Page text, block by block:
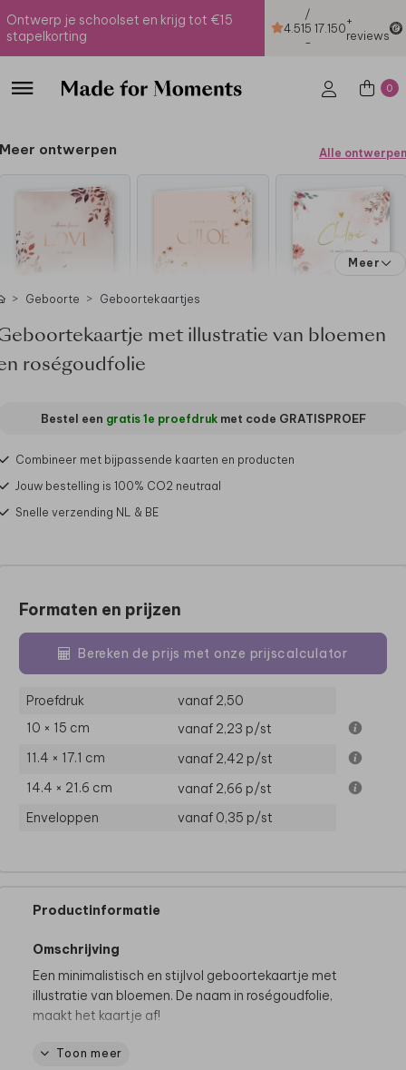
Ontwerp je schoolset en krijg tot €15
stapelkorting
4.51
/
5
-
17.150+
reviews
0
Meer ontwerpen Alle ontwerpen
Meer
Geboorte Geboortekaartjes
met illustratie van bloemen
roségoudfolie
Bestel een gratis 1e proefdrukmet code GRATISPROEF
Combineer met bijpassende kaarten en producten
Jouw bestelling is 100% CO2 neutraal
Snelle verzending NL & BE
Formaten en prijzen
Bereken de prijs met onze prijscalculator
Proefdruk
vanaf 2,50
10 × 15 cm
vanaf 2,23 p/st
11.4 × 17.1 cm
vanaf 2,42 p/st
14.4 × 21.6 cm
vanaf 2,66 p/st
Enveloppen
vanaf 0,35 p/st
Productinformatie
Omschrijving
Een minimalistisch en stijlvol geboortekaartje met
illustratie van bloemen. De naam in roségoudfolie,
maakt het kaartje af!
Wil je graag wat aanpassen aan het design? Dit kan
Toon meer